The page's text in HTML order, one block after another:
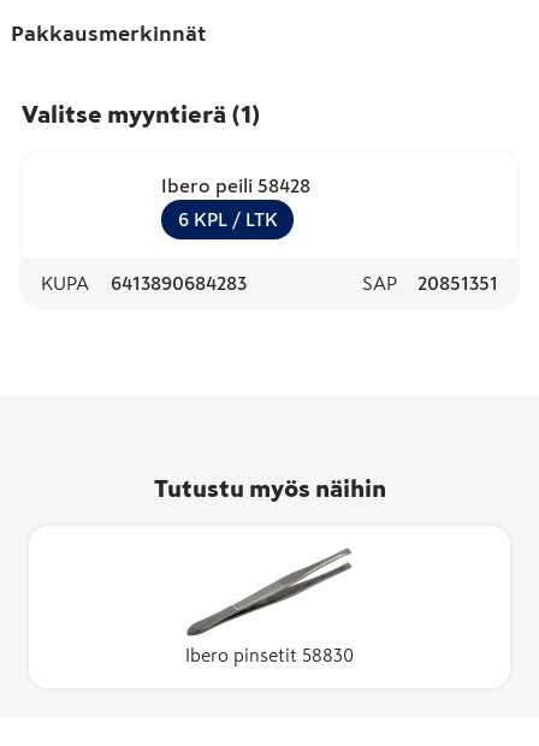
Pakkausmerkinnät
Valitse myyntierä (1)
Ibero peili 58428
6 KPL / LTK
KUPA 6413890684283 SAP 20851351
Tutustu myös näihin
Ibero pinsetit 58830